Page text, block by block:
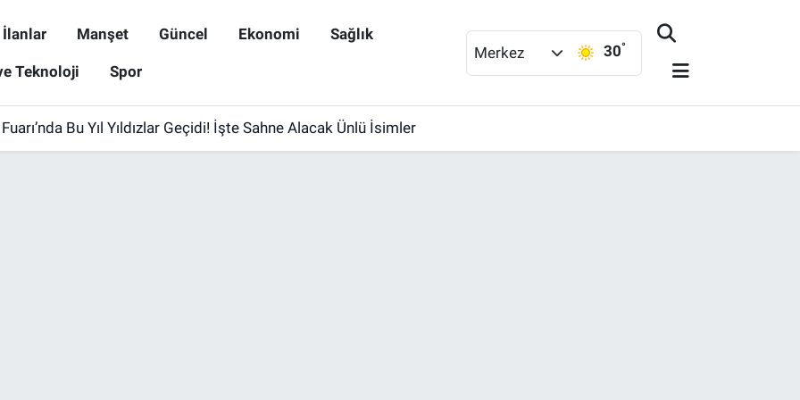
İlanlar Manşet Güncel Ekonomi Sağlık
Teknoloji Spor
Merkez 30°
Bu Yıl Yıldızlar Geçidi! İşte Sahne Alacak Ünlü İsimler